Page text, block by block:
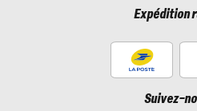
Expédition
Suivez-